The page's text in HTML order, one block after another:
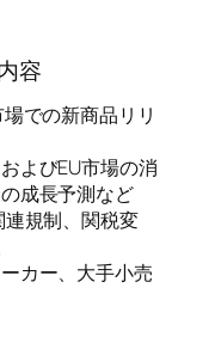
容
での新商品リリ
よびEU市場の消
成長予測など
規制、関税変
カー、大手小売